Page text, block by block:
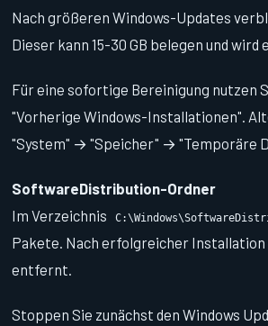
Nach größeren Windows-Updates
Dieser kann 15-30 GB belegen und
Für eine sofortige Bereinigung
"Vorherige Windows-Installationen".
"System" → "Speicher" → "Temporäre
SoftwareDistribution-Ordner
Im Verzeichnis
Pakete. Nach erfolgreicher
entfernt.
Stoppen Sie zunächst den Windows